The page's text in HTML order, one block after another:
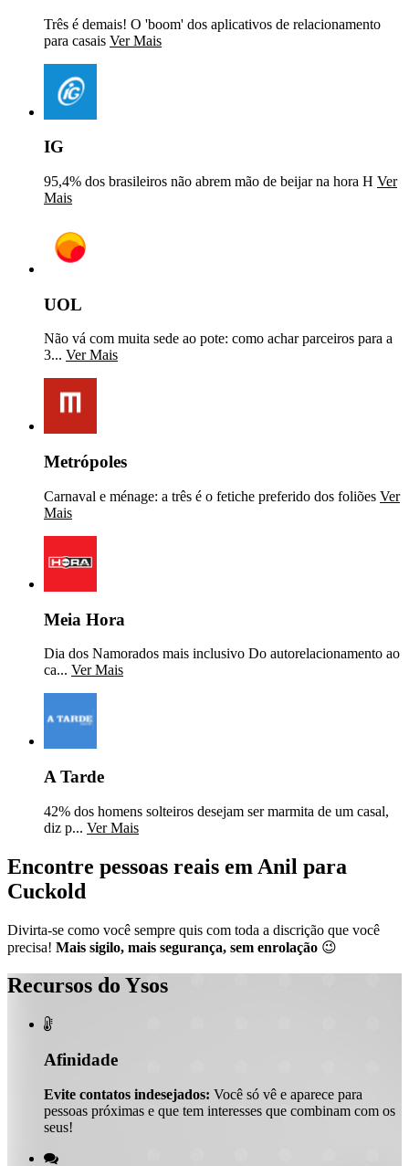
Três é demais! O 'boom' dos aplicativos de relacionamento
para casais Ver Mais
IG
95,4% dos brasileiros não abrem mão de beijar na hora H Ver
Mais
UOL
Não vá com muita sede ao pote: como achar parceiros para a
3... Ver Mais
Metrópoles
Carnaval e ménage: a três é o fetiche preferido dos foliões Ver
Mais
Meia Hora
Dia dos Namorados mais inclusivo Do autorelacionamento ao
ca... Ver Mais
A Tarde
42% dos homens solteiros desejam ser marmita de um casal,
diz p... Ver Mais
Encontre pessoas reais em Anil para
Cuckold
Divirta-se como você sempre quis com toda a discrição que você
precisa! Mais sigilo, mais segurança, sem enrolação 😉
Recursos do Ysos

Afinidade
Evite contatos indesejados: Você só vê e aparece para
pessoas próximas e que tem interesses que combinam com os
seus!
